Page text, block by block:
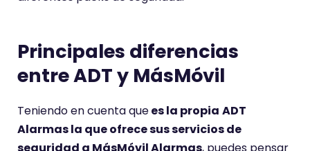
Principales diferencias
entre ADT y MásMóvil
Teniendo en cuenta quees la propia ADT
Alarmas la que ofrece sus servicios de